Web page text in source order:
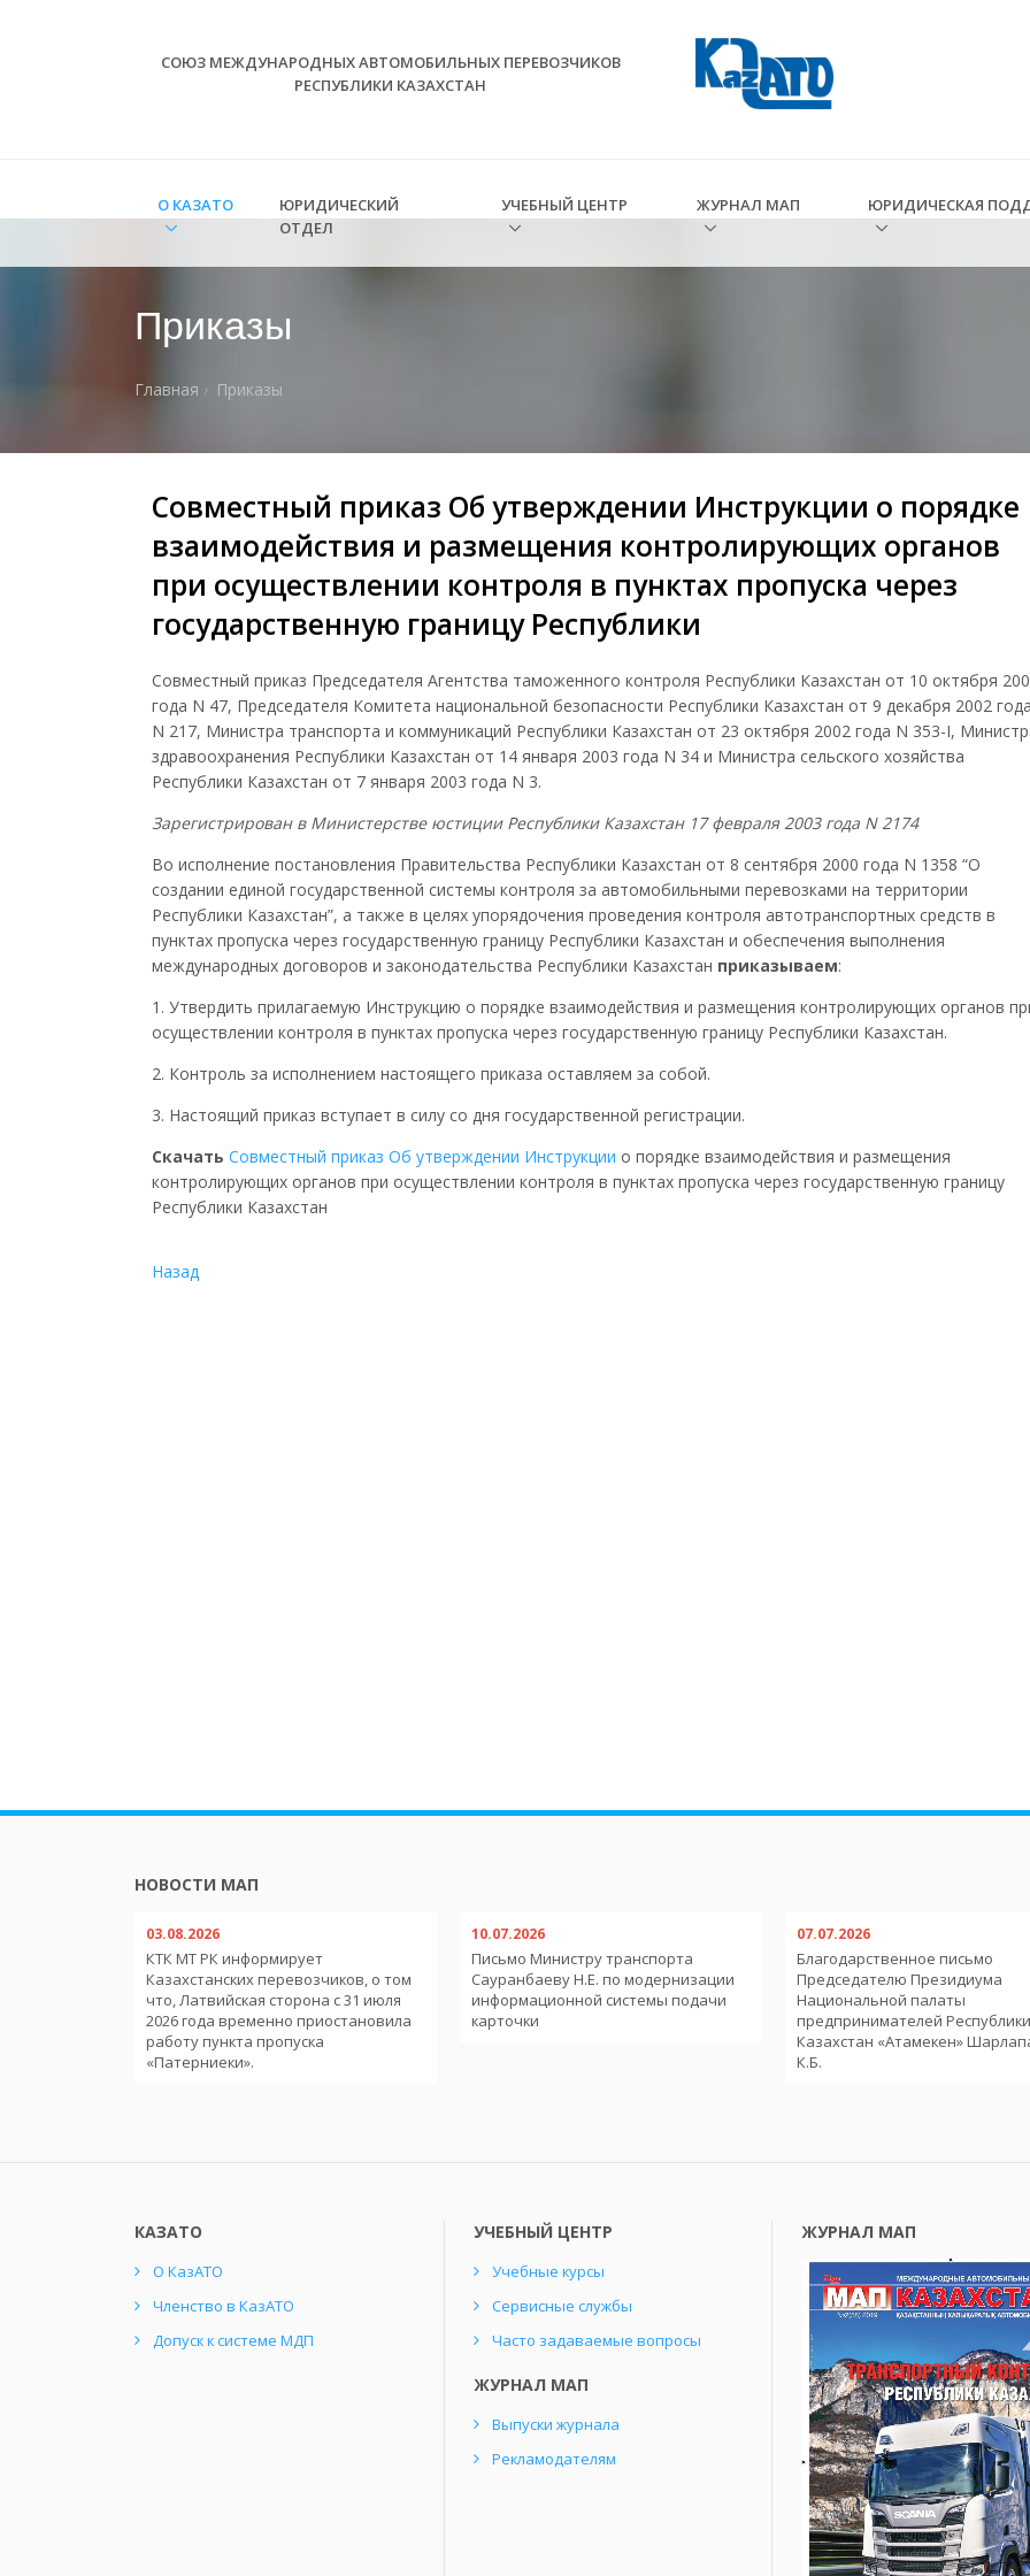
СОЮЗ МЕЖДУНАРОДНЫХ АВТОМОБИЛЬНЫХ ПЕРЕВОЗЧИКОВ
РЕСПУБЛИКИ КАЗАХСТАН
О КАЗАТО
ЮРИДИЧЕСКИЙ
ОТДЕЛ
УЧЕБНЫЙ ЦЕНТР ЖУРНАЛ МАП ЮРИДИЧЕСКАЯ
Приказы
Главная Приказы
Cовместный приказ Об утверждении Инструкции о порядке
взаимодействия и размещения контролирующих органов
при осуществлении контроля в пунктах пропуска через
государственную границу Республики
Совместный приказ Председателя Агентства таможенного контроля Республики Казахстан от 10 октября
года N 47, Председателя Комитета национальной безопасности Республики Казахстан от 9 декабря 2002 года
N 217, Министра транспорта и коммуникаций Республики Казахстан от 23 октября 2002 года N 353-I,
здравоохранения Республики Казахстан от 14 января 2003 года N 34 и Министра сельского хозяйства
Республики Казахстан от 7 января 2003 года N 3.
Зарегистрирован в Министерстве юстиции Республики Казахстан 17 февраля 2003 года N 2174
Во исполнение постановления Правительства Республики Казахстан от 8 сентября 2000 года N 1358 “О
создании единой государственной системы контроля за автомобильными перевозками на территории
Республики Казахстан”, а также в целях упорядочения проведения контроля автотранспортных средств в
пунктах пропуска через государственную границу Республики Казахстан и обеспечения выполнения
международных договоров и законодательства Республики Казахстан приказываем:
1. Утвердить прилагаемую Инструкцию о порядке взаимодействия и размещения контролирующих органов
осуществлении контроля в пунктах пропуска через государственную границу Республики Казахстан.
2. Контроль за исполнением настоящего приказа оставляем за собой.
3. Настоящий приказ вступает в силу со дня государственной регистрации.
Скачать Cовместный приказ Об утверждении Инструкции о порядке взаимодействия и размещения
контролирующих органов при осуществлении контроля в пунктах пропуска через государственную границу
Республики Казахстан
Назад
НОВОСТИ МАП
03.08.2026
КТК МТ РК информирует
Казахстанских перевозчиков, о том
что, Латвийская сторона с 31 июля
2026 года временно приостановила
работу пункта пропуска
«Патерниеки».
10.07.2026
Письмо Министру транспорта
Сауранбаеву Н.Е. по модернизации
информационной системы подачи
карточки
07.07.2026
Благодарственное письмо
Председателю Президиума
Национальной палаты
предпринимателей Республики
Казахстан «Атамекен»
К.Б.
КАЗАТО
О КазАТО
Членство в КазАТО
Допуск к системе МДП
УЧЕБНЫЙ ЦЕНТР
Учебные курсы
Сервисные службы
Часто задаваемые вопросы
ЖУРНАЛ МАП
Выпуски журнала
Рекламодателям
ЖУРНАЛ МАП